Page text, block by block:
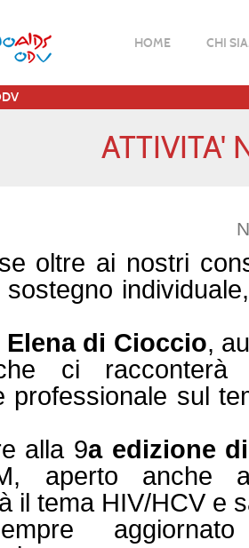
HOME CHI
ATTIVITA'
oltre ai nostri
Elena di Cioccio,
ci racconterà
professionale sul
alla 9a edizione
aperto anche
il tema HIV/HCV e